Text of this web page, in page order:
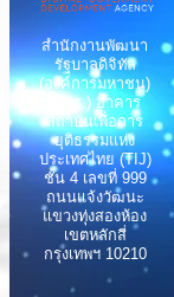
สำนักงานพัฒนา
รัฐบาลดิจิทัล
(องค์การมหาชน)
(สพร.) อาคาร
สถาบันเพื่อการ
ยุติธรรมแห่ง
ประเทศไทย (TIJ)
ชั้น 4 เลขที่ 999
ถนนแจ้งวัฒนะ
แขวงทุ่งสองห้อง
เขตหลักสี่
กรุงเทพฯ 10210